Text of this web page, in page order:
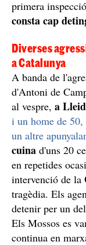
primera
consta cap
Diverses
a Catalunya
A banda de
d'Antoni de
al vespre, a
i un home de 50,
un altre
cuina d'uns 20
en repetides
intervenció de la
tragèdia. Els
detenir per un
Els Mossos es
continua en